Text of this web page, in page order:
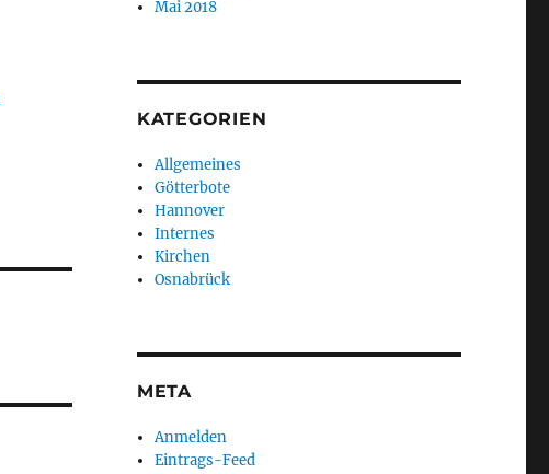
Mai 2018
KATEGORIEN
Allgemeines
Götterbote
Hannover
Internes
Kirchen
Osnabrück
META
Anmelden
Eintrags-Feed